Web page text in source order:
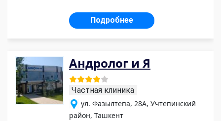
Подробнее
Андролог и Я
Частная клиника
ул. Фазылтепа, 28А, Учтепинский
район, Ташкент